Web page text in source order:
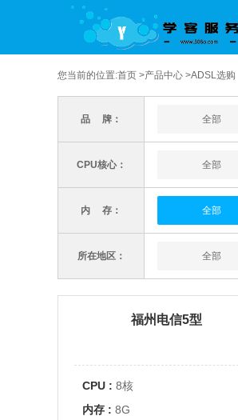
您当前的位置:首页 >产品中心 >ADSL选购
品 牌： 全部
CPU核心： 全部
内 存： 全部
所在地区： 全部
福州电信5型
CPU : 8核
内存 : 8G